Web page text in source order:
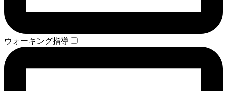
ウォーキング指導